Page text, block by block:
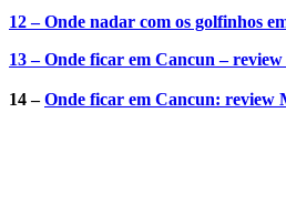
12 – Onde nadar com os golfinhos
13 – Onde ficar em Cancun –
14 –Onde ficar em Cancun: review